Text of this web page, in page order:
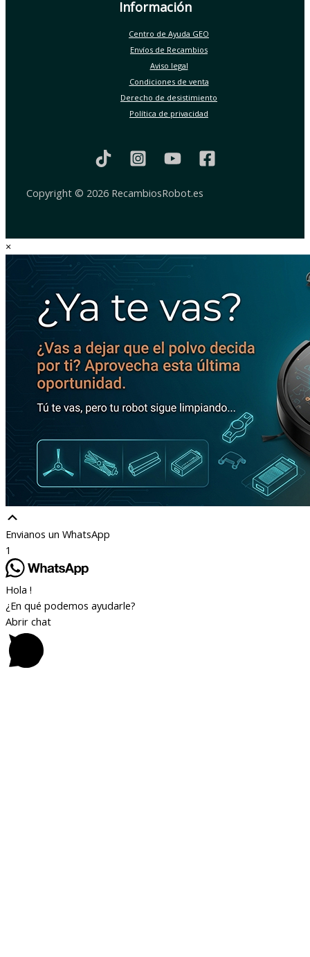
Información
Centro de Ayuda GEO
Envíos de Recambios
Aviso legal
Condiciones de venta
Derecho de desistimiento
Política de privacidad
Copyright © 2026 RecambiosRobot.es
×
Envianos un WhatsApp
1
Hola !
¿En qué podemos ayudarle?
Abrir chat